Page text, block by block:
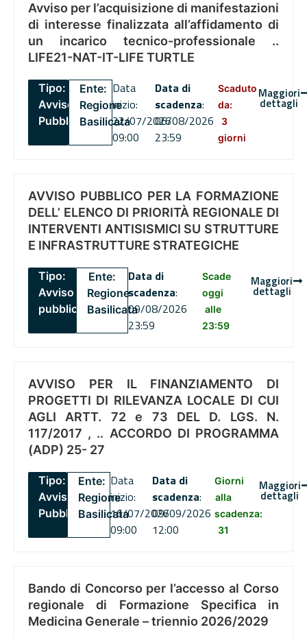
Avviso per l’acquisizione di manifestazioni
di interesse finalizzata all’affidamento di
un incarico tecnico-professionale ..
LIFE21-NAT-IT-LIFE TURTLE
Tipo:
Avviso
Pubblico
Ente:
Regione
Basilicata
Data
inizio:
22/07/2026
09:00
Data di
scadenza:
06/08/2026
23:59
Scaduto
da:
3
giorni
Maggiori
dettagli
AVVISO PUBBLICO PER LA FORMAZIONE
DELL’ ELENCO DI PRIORITÀ REGIONALE DI
INTERVENTI ANTISISMICI SU STRUTTURE
E INFRASTRUTTURE STRATEGICHE
Tipo:
Avviso
pubblico
Ente:
Regione
Basilicata
Data di
scadenza:
09/08/2026
23:59
Scade
oggi
alle
23:59
Maggiori
dettagli
AVVISO PER IL FINANZIAMENTO DI
PROGETTI DI RILEVANZA LOCALE DI CUI
AGLI ARTT. 72 e 73 DEL D. LGS. N.
117/2017 , .. ACCORDO DI PROGRAMMA
(ADP) 25- 27
Tipo:
Avviso
Pubblico
Ente:
Regione
Basilicata
Data
inizio:
16/07/2026
09:00
Data di
scadenza:
09/09/2026
12:00
Giorni
alla
scadenza:
31
Maggiori
dettagli
Bando di Concorso per l’accesso al Corso
regionale di Formazione Specifica in
Medicina Generale – triennio 2026/2029